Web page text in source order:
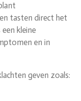
tasten direct het
kleine
en in
geven zoals: